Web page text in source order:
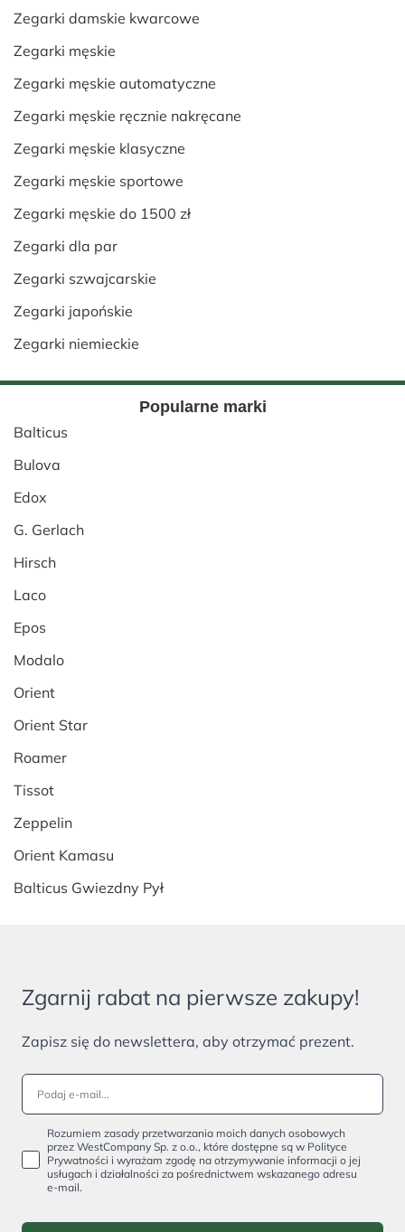
Zegarki damskie kwarcowe
Zegarki męskie
Zegarki męskie automatyczne
Zegarki męskie ręcznie nakręcane
Zegarki męskie klasyczne
Zegarki męskie sportowe
Zegarki męskie do 1500 zł
Zegarki dla par
Zegarki szwajcarskie
Zegarki japońskie
Zegarki niemieckie
Popularne marki
Balticus
Bulova
Edox
G. Gerlach
Hirsch
Laco
Epos
Modalo
Orient
Orient Star
Roamer
Tissot
Zeppelin
Orient Kamasu
Balticus Gwiezdny Pył
Zgarnij rabat na pierwsze zakupy!
Zapisz się do newslettera, aby otrzymać prezent.
Rozumiem zasady przetwarzania moich danych osobowych
przez WestCompany Sp. z o.o., które dostępne są w Polityce
Prywatności i wyrażam zgodę na otrzymywanie informacji o jej
usługach i działalności za pośrednictwem wskazanego adresu
e-mail.